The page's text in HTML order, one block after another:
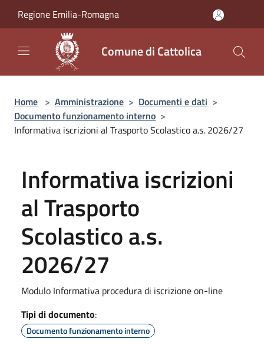
Regione Emilia-Romagna
Comune di Cattolica
Home > Amministrazione > Documenti e dati >
Documento funzionamento interno >
Informativa iscrizioni al Trasporto Scolastico a.s. 2026/27
Informativa iscrizioni
al Trasporto
Scolastico a.s.
2026/27
Modulo Informativa procedura di iscrizione on-line
Tipi di documento:
Documento funzionamento interno